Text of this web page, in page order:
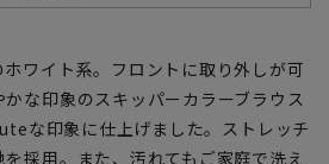
ワイト系。フロントに取り外しが可
な印象のスキッパーカラーブラウス
な印象に仕上げました。ストレッチ
採用。また、汚れてもご家庭で洗え